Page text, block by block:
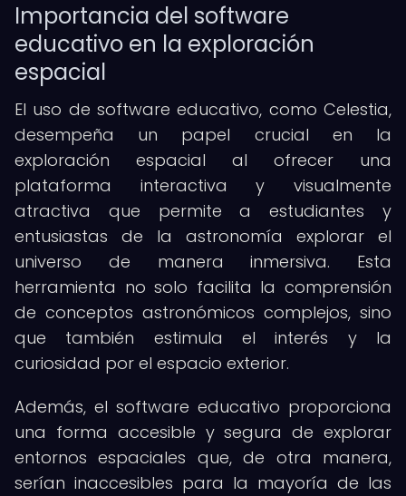
Importancia del software
educativo en la exploración
espacial
El uso de software educativo, como Celestia,
desempeña un papel crucial en la
exploración espacial al ofrecer una
plataforma interactiva y visualmente
atractiva que permite a estudiantes y
entusiastas de la astronomía explorar el
universo de manera inmersiva. Esta
herramienta no solo facilita la comprensión
de conceptos astronómicos complejos, sino
que también estimula el interés y la
curiosidad por el espacio exterior.
Además, el software educativo proporciona
una forma accesible y segura de explorar
entornos espaciales que, de otra manera,
serían inaccesibles para la mayoría de las